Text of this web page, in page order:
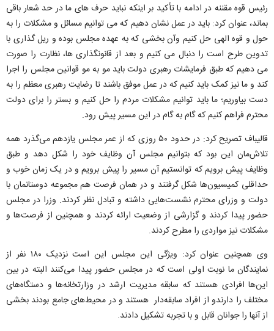
رئیس قوه مقننه در ادامه با تأکید بر اینکه نباید حرف های ما در حد شعار باقی
بماند، عنوان کرد: باید در عمل نشان دهیم که می توانیم مسائل و مشکلات را به
حول و قوه الهی حل کنیم وآن بخشی که به عهده مجلس بوده و ریل گذاری با
تدوین طرح است را دنبال می کنیم و بعد از قانونگذاری ها، نظارت را صورت
می دهیم که طبق فرمایشات رهبری دولت باید مو به مو قوانین مجلس را اجرا
کند و ما نیز کمک باید کنیم که در عمل موفق باشند تا رضایت رهبری معظم را به
دست بیاوریم؛ ما باید توانیم مشکلات مردم را حل کنیم و بستر را برای دولت
محترم فراهم کنیم که گام به گام در این مسیر پیش رود.
قالیباف تصریح کرد: در حدود ۵۰ روزی که از عمر مجلس یازدهم می‌گذرد همه
تلاش‌مان این بود که بتوانیم مجلس آن وظایف خود را شکل دهد و طبق
وظایف پیش برویم که توانستیم آن مسیر را پیش برویم و در یک زمان خوب و
حداقلی کمیسیون‌ها شکل گرفتند و در همان فرصت هم مجموعه دوستانمان با
دولت و وزرای محترم نشست‌هایی داشته و تبادل نظر کردند. وزرا در مجلس
حضور پیدا کردند و گزارشی از وضعیت ارائه کردند و همچنین از فرصت‌ها و
مشکلات نیز مواردی را مطرح کردند.
وی همچنین عنوان کرد: ویژگی این مجلس این است نزدیک ۱۸۰ نفر از
نمایندگان ما نوبت اولی است که در مجلس حضور پیدا می‌کنند البته در بین
این‌ها افرادی هستند که سابقه مدیریت ارشد در وزارتخانه‌ها و دستگاه‌های
مختلف را دارندو از افراد سابقه‌دار هستند و در محیط‌های جامع بودند بخشی
از آنها را جوانان قابل و با تجربه تشکیل دادند.